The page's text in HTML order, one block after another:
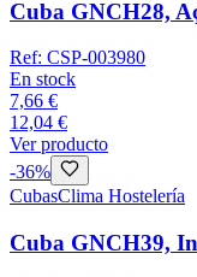
Cuba GNCH28,
Ref: CSP-003980
En stock
7,66 €
12,04 €
Ver producto
-36%
CubasClima Hostelería
Cuba GNCH39,